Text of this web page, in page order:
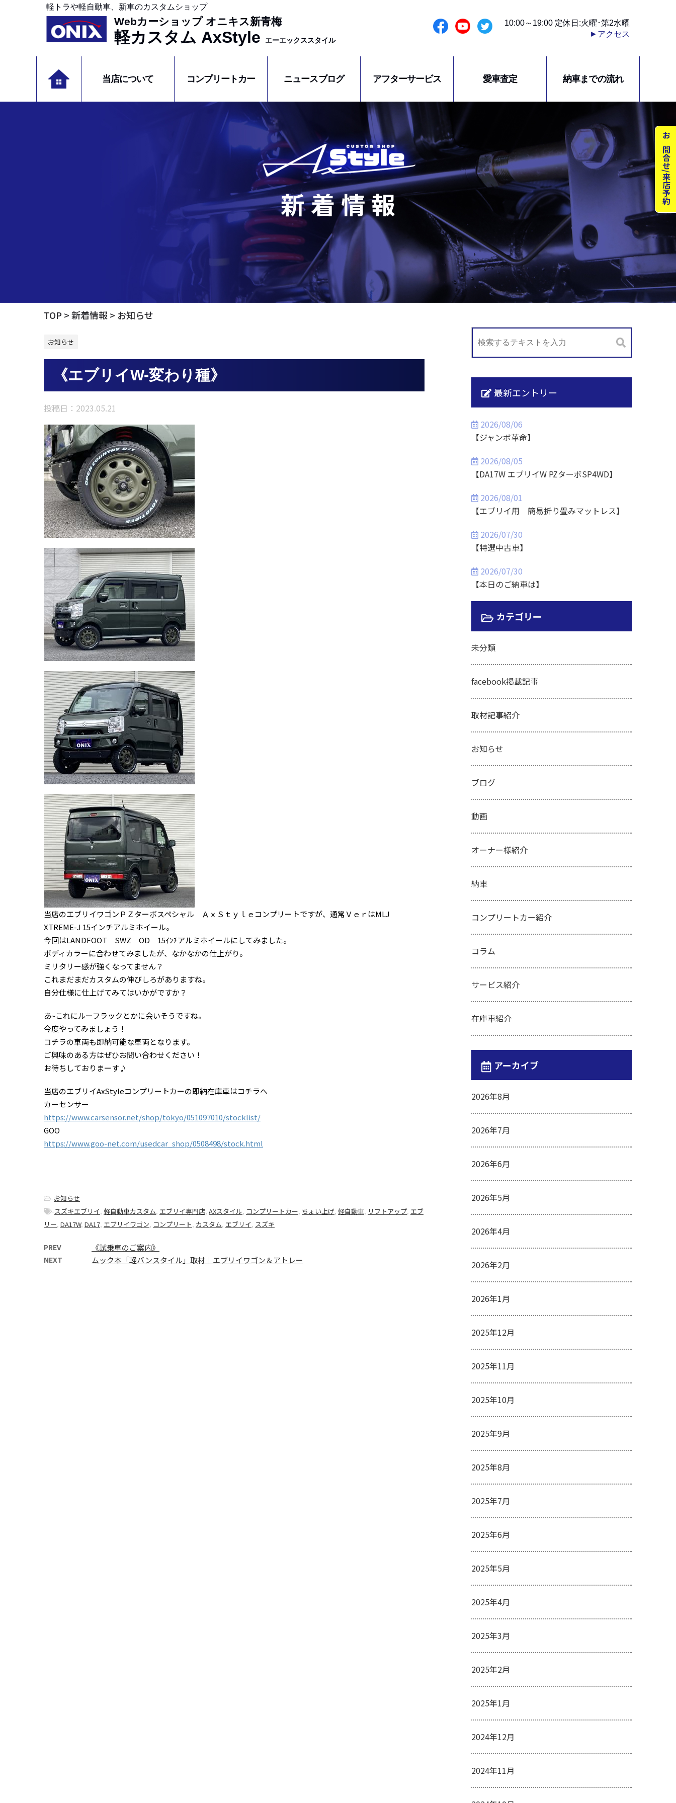
軽トラや軽自動車、新車のカスタムショップ
Webカーショップ オニキス新青梅
軽カスタム AxStyle エーエックススタイル
10:00～19:00 定休日:火曜･第2水曜
►アクセス
当店について コンプリートカー ニュースブログ アフターサービス 愛車査定 納車までの流れ
新着情報
TOP 新着情報 お知らせ
お知らせ
《エブリイW-変わり種》
投稿日： 2023.05.21
当店のエブリイワゴンＰＺターボスペシャル ＡｘＳｔｙｌｅコンプリートですが、通常ＶｅｒはMLJ
XTREME-J 15インチアルミホイール。
今回はLANDFOOT SWZ OD 15ｲﾝﾁアルミホイールにしてみました。
ボディカラーに合わせてみましたが、なかなかの仕上がり。
ミリタリー感が強くなってません？
これまだまだカスタムの伸びしろがありますね。
自分仕様に仕上げてみてはいかがですか？
あ~これにルーフラックとかに会いそうですね。
今度やってみましょう！
コチラの車両も即納可能な車両となります。
ご興味のある方はぜひお問い合わせください！
お待ちしておりまーす♪
当店のエブリイAxStyleコンプリートカーの即納在庫車はコチラへ
カーセンサー
https://www.carsensor.net/shop/tokyo/051097010/stocklist/
GOO
https://www.goo-net.com/usedcar_shop/0508498/stock.html
-お知らせ
-スズキエブリイ, 軽自動車カスタム, エブリイ専門店, AXスタイル, コンプリートカー, ちょい上げ, 軽自動車, リフトアップ, エブ
リー, DA17W, DA17, エブリイワゴン, コンプリート, カスタム, エブリイ, スズキ
PREV 《試乗車のご案内》
NEXT ムック本「軽バンスタイル」取材｜エブリイワゴン＆アトレー
最新エントリー
2026/08/06
【ジャンボ革命】
2026/08/05
【DA17W エブリイW PZターボSP4WD】
2026/08/01
【エブリイ用 簡易折り畳みマットレス】
2026/07/30
【特選中古車】
2026/07/30
【本日のご納車は】
カテゴリー
未分類
facebook掲載記事
取材記事紹介
お知らせ
ブログ
動画
オーナー様紹介
納車
コンプリートカー紹介
コラム
サービス紹介
在庫車紹介
アーカイブ
2026年8月
2026年7月
2026年6月
2026年5月
2026年4月
2026年2月
2026年1月
2025年12月
2025年11月
2025年10月
2025年9月
2025年8月
2025年7月
2025年6月
2025年5月
2025年4月
2025年3月
2025年2月
2025年1月
2024年12月
2024年11月
お問合せ/来店予約